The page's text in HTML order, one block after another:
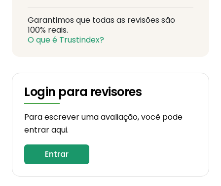
Garantimos que todas as revisões são
100% reais.
O que é Trustindex?
Login para revisores
Para escrever uma avaliação, você pode
entrar aqui.
Entrar